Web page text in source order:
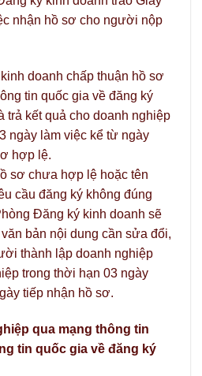
nhận hồ sơ cho người nộp
doanh chấp thuận hồ sơ
tin quốc gia về đăng ký
trả kết quả cho doanh nghiệp
ngày làm việc kể từ ngày
hợp lệ.
sơ chưa hợp lệ hoặc tên
cầu đăng ký không đúng
Đăng ký kinh doanh sẽ
bản nội dung cần sửa đổi,
thành lập doanh nghiệp
trong thời hạn 03 ngày
tiếp nhận hồ sơ.
qua mạng thông tin
tin quốc gia về đăng ký